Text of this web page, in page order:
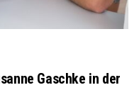
Gaschke in der